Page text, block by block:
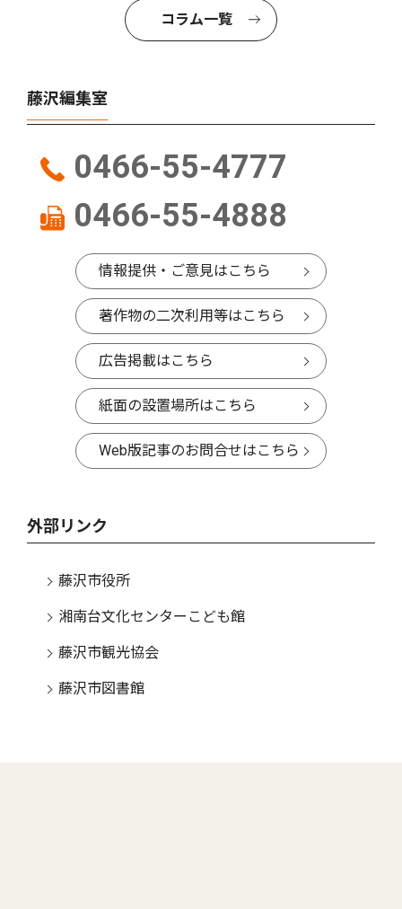
コラム一覧
藤沢編集室
0466-55-4777
0466-55-4888
情報提供・ご意見はこちら
著作物の二次利用等はこちら
広告掲載はこちら
紙面の設置場所はこちら
Web版記事のお問合せはこちら
外部リンク
藤沢市役所
湘南台文化センターこども館
藤沢市観光協会
藤沢市図書館